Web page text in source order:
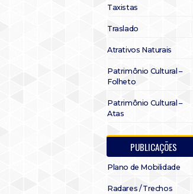
Taxistas
Traslado
Atrativos Naturais
Patrimônio Cultural –
Folheto
Patrimônio Cultural –
Atas
PUBLICAÇÕES
Plano de Mobilidade
Radares / Trechos